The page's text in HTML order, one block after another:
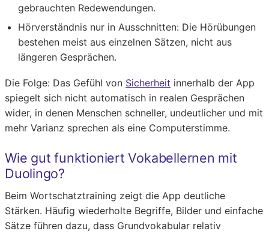
gebrauchten Redewendungen.
Hörverständnis nur in Ausschnitten: Die Hörübungen
bestehen meist aus einzelnen Sätzen, nicht aus
längeren Gesprächen.
Die Folge: Das Gefühl von Sicherheit innerhalb der App
spiegelt sich nicht automatisch in realen Gesprächen
wider, in denen Menschen schneller, undeutlicher und mit
mehr Varianz sprechen als eine Computerstimme.
Wie gut funktioniert Vokabellernen mit
Duolingo?
Beim Wortschatztraining zeigt die App deutliche
Stärken. Häufig wiederholte Begriffe, Bilder und einfache
Sätze führen dazu, dass Grundvokabular relativ